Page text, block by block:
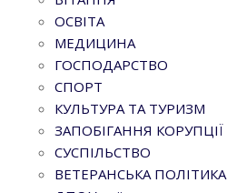
ОСВІТА
МЕДИЦИНА
ГОСПОДАРСТВО
СПОРТ
КУЛЬТУРА ТА ТУРИЗМ
ЗАПОБІГАННЯ КОРУПЦІЇ
СУСПІЛЬСТВО
ВЕТЕРАНСЬКА ПОЛІТИКА